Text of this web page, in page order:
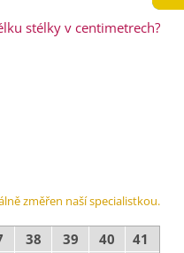
stélky v centimetrech?
změřen naší specialistkou.
38 39 40
41